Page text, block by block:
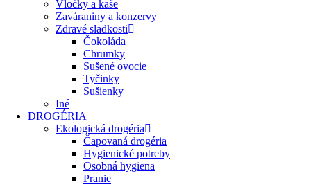
Vločky a kaše
Zaváraniny a konzervy
Zdravé sladkosti
Čokoláda
Chrumky
Sušené ovocie
Tyčinky
Sušienky
Iné
DROGÉRIA
Ekologická drogéria
Čapovaná drogéria
Hygienické potreby
Osobná hygiena
Pranie